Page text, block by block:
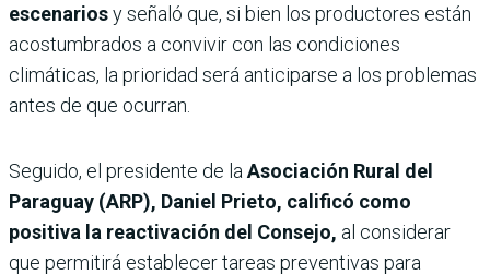
escenariosy señaló que, si bien los productores están
acostumbrados a convivir con las condiciones
climáticas, la prioridad será anticiparse a los problemas
antes de que ocurran.
Seguido, el presidente de la Asociación Rural del
Paraguay (ARP), Daniel Prieto, calificó como
positiva la reactivación del Consejo, al considerar
que permitirá establecer tareas preventivas para